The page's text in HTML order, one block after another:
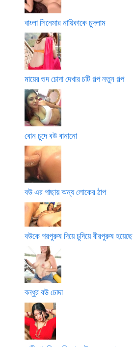
বাংলা সিনেমার নায়িকাকে চুদলাম
মায়ের গুদ চোদা দেখার চটি গল্প নতুন গল্প
বোন চুদে বউ বানানো
বউ এর পাছায় অন্য লোকের ঠাপ
বউকে পরপুরুষ দিয়ে চুদিয়ে বীরপুরুষ হয়েছে
বন্ধুর বউ চোদা